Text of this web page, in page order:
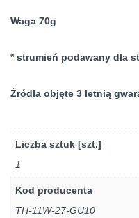
Waga 70g
* strumień podawany dla
Źródła objęte 3 letnią
Liczba sztuk [szt.]
1
Kod producenta
TH-11W-27-GU10